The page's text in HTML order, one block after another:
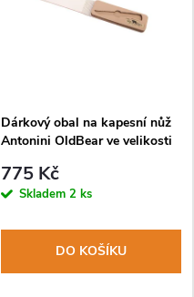
Dárkový obal na kapesní nůž
Antonini OldBear ve velikosti
775 Kč
Skladem 2 ks
DO KOŠÍKU